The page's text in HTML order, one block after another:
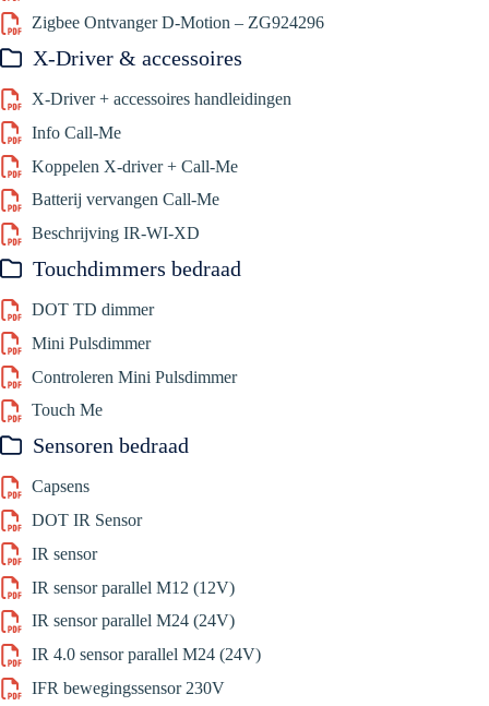
Zigbee Ontvanger D-Motion – ZG924296
X-Driver & accessoires
X-Driver + accessoires handleidingen
Info Call-Me
Koppelen X-driver + Call-Me
Batterij vervangen Call-Me
Beschrijving IR-WI-XD
Touchdimmers bedraad
DOT TD dimmer
Mini Pulsdimmer
Controleren Mini Pulsdimmer
Touch Me
Sensoren bedraad
Capsens
DOT IR Sensor
IR sensor
IR sensor parallel M12 (12V)
IR sensor parallel M24 (24V)
IR 4.0 sensor parallel M24 (24V)
IFR bewegingssensor 230V